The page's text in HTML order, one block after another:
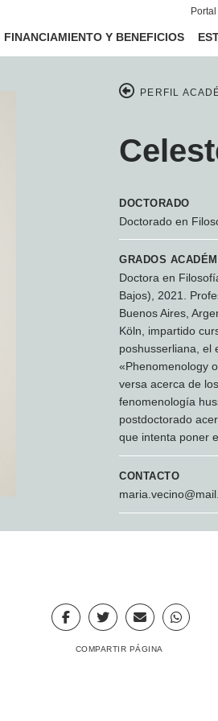
FINANCIAMIENTO Y BENEFICIOS
PERFIL
DOCTORADO
Doctorado en
GRADOS
Doctora en
Bajos), 2021.
Buenos Aires,
Köln, impartido
poshusserliana, el
«Phenomenology
versa acerca de
fenomenología
postdoctorado
que intenta poner
CONTACTO
COMPARTIR PÁGINA